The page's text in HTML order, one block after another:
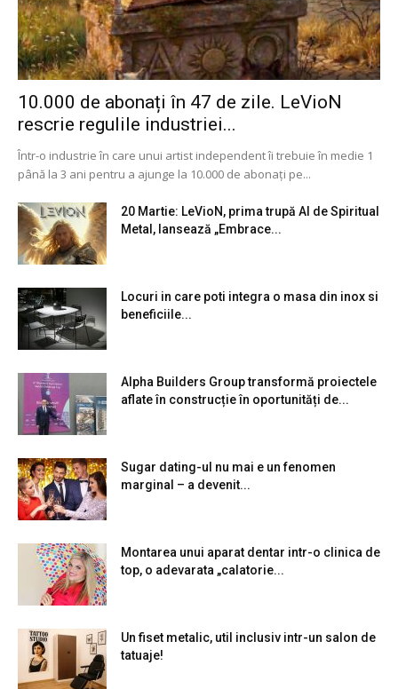
10.000 de abonați în 47 de zile. LeVioN
rescrie regulile industriei...
Într-o industrie în care unui artist independent îi trebuie în medie 1
până la 3 ani pentru a ajunge la 10.000 de abonați pe...
20 Martie: LeVioN, prima trupă AI de Spiritual
Metal, lansează „Embrace...
Locuri in care poti integra o masa din inox si
beneficiile...
Alpha Builders Group transformă proiectele
aflate în construcție în oportunități de...
Sugar dating-ul nu mai e un fenomen
marginal – a devenit...
Montarea unui aparat dentar intr-o clinica de
top, o adevarata „calatorie...
Un fiset metalic, util inclusiv intr-un salon de
tatuaje!